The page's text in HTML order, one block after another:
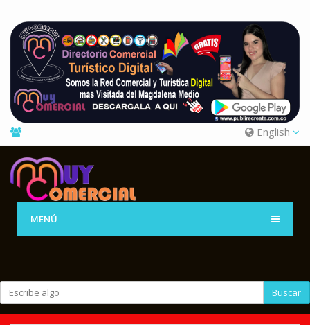
English
MENÚ
Buscar